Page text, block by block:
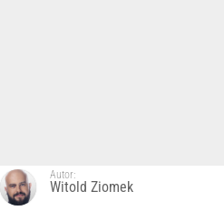
Autor:
Witold Ziomek